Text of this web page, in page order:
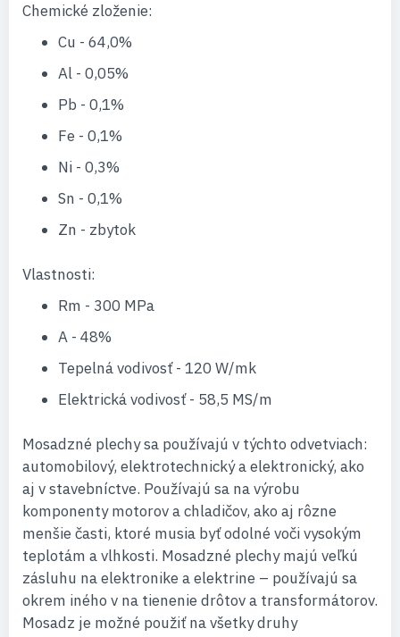
Chemické zloženie:
Cu - 64,0%
Al - 0,05%
Pb - 0,1%
Fe - 0,1%
Ni - 0,3%
Sn - 0,1%
Zn - zbytok
Vlastnosti:
Rm - 300 MPa
A - 48%
Tepelná vodivosť - 120 W/mk
Elektrická vodivosť - 58,5 MS/m
Mosadzné plechy sa používajú v týchto odvetviach:
automobilový, elektrotechnický a elektronický, ako
aj v stavebníctve. Používajú sa na výrobu
komponenty motorov a chladičov, ako aj rôzne
menšie časti, ktoré musia byť odolné voči vysokým
teplotám a vlhkosti. Mosadzné plechy majú veľkú
zásluhu na elektronike a elektrine – používajú sa
okrem iného v na tienenie drôtov a transformátorov.
Mosadz je možné použiť na všetky druhy